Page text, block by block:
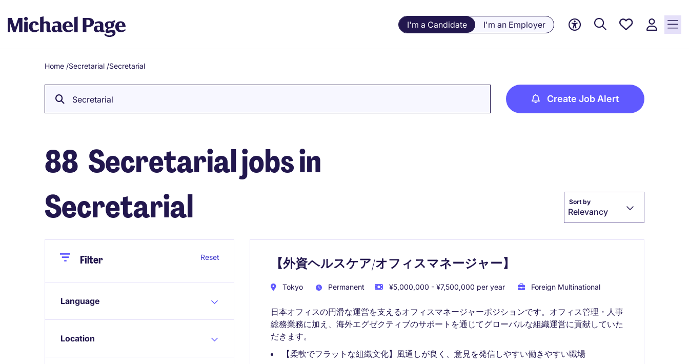
I'm a Candidate I'm an Employer
Saved
Breadcrumb
Home /Secretarial /Secretarial
Secretarial Create Job Alert
88 Secretarial jobs in
Secretarial
Sort by
Relevancy
CloseFilter Reset
Language
Location
【外資ヘルスケア/オフィスマネージャー】
Tokyo Permanent ¥5,000,000 - ¥7,500,000 per year Foreign Multinational
日本オフィスの円滑な運営を支えるオフィスマネージャーポジションです。オフィス管理・人事
総務業務に加え、海外エグゼクティブのサポートを通じてグローバルな組織運営に貢献していた
だきます。
【柔軟でフラットな組織文化】風通しが良く、意見を発信しやすい働きやすい職場